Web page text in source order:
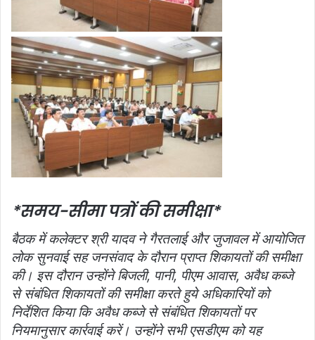
*समय-सीमा पत्रों की समीक्षा*
बैठक में कलेक्‍टर श्री यादव ने गैरतलाई और जुजावल में आयोजित
लोक सुनवाई सह जनसंवाद के दौरान प्राप्‍त शिकायतों की समीक्षा
की। इस दौरान उन्‍होंने बिजली, पानी, पीएम आवास, अवैध कब्‍जे
से संबंधित शिकायतों की समीक्षा करते हुये अधिकारियों को
निर्देशित किया कि अवैध कब्जे से संबंधित शिकायतों पर
नियमानुसार कार्रवाई करें। उन्‍होंने सभी एसडीएम को यह